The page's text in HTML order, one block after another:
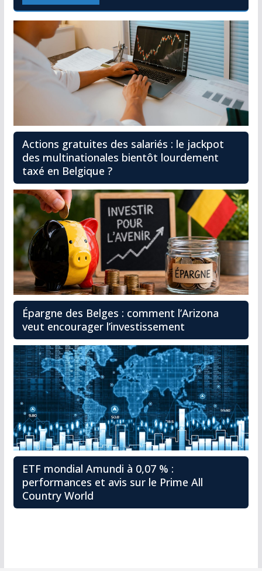
Actions gratuites des salariés : le jackpot
des multinationales bientôt lourdement
taxé en Belgique ?
Épargne des Belges : comment l’Arizona
veut encourager l’investissement
ETF mondial Amundi à 0,07 % :
performances et avis sur le Prime All
Country World